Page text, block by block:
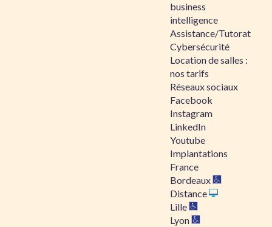
business
intelligence
Assistance/Tutorat
Cybersécurité
Location de salles :
nos tarifs
Réseaux sociaux
Facebook
Instagram
LinkedIn
Youtube
Implantations
France
Bordeaux
Distance
Lille
Lyon